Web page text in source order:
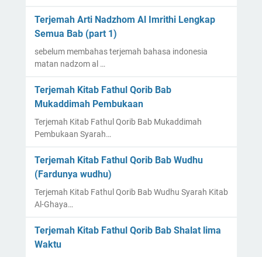
Terjemah Arti Nadzhom Al Imrithi Lengkap
Semua Bab (part 1)
sebelum membahas terjemah bahasa indonesia
matan nadzom al …
Terjemah Kitab Fathul Qorib Bab
Mukaddimah Pembukaan
Terjemah Kitab Fathul Qorib Bab Mukaddimah
Pembukaan Syarah…
Terjemah Kitab Fathul Qorib Bab Wudhu
(Fardunya wudhu)
Terjemah Kitab Fathul Qorib Bab Wudhu Syarah Kitab
Al-Ghaya…
Terjemah Kitab Fathul Qorib Bab Shalat lima
Waktu